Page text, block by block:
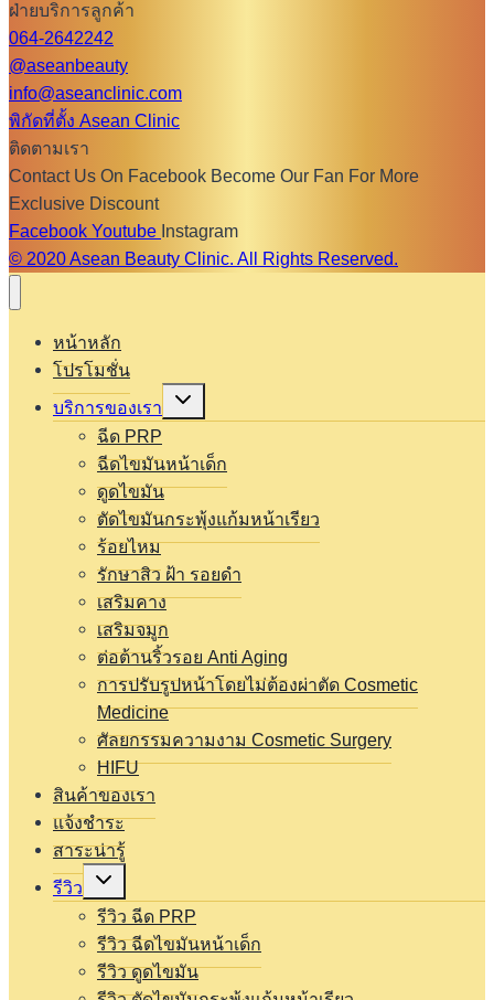
ฝ่ายบริการลูกค้า
064-2642242
@aseanbeauty
info@aseanclinic.com
พิกัดที่ตั้ง Asean Clinic
ติดตามเรา
Contact Us On Facebook Become Our Fan For More
Exclusive Discount
Facebook Youtube Instagram
© 2020 Asean Beauty Clinic. All Rights Reserved.
หน้าหลัก
โปรโมชั่น
บริการของเรา
Expand
menu
ฉีด PRP
ฉีดไขมันหน้าเด็ก
ดูดไขมัน
ตัดไขมันกระพุ้งแก้มหน้าเรียว
ร้อยไหม
รักษาสิว ฝ้า รอยดำ
เสริมคาง
เสริมจมูก
ต่อต้านริ้วรอย Anti Aging
การปรับรูปหน้าโดยไม่ต้องผ่าตัด Cosmetic
Medicine
ศัลยกรรมความงาม Cosmetic Surgery
HIFU
สินค้าของเรา
แจ้งชำระ
สาระน่ารู้
รีวิว
Expand
menu
รีวิว ฉีด PRP
รีวิว ฉีดไขมันหน้าเด็ก
รีวิว ดูดไขมัน